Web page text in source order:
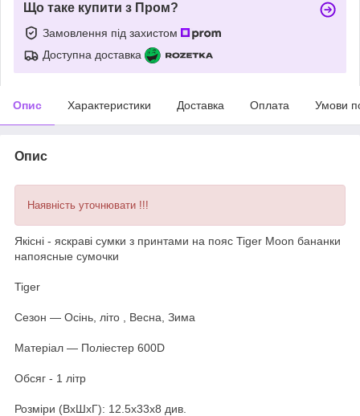
Що таке купити з Пром?
Замовлення під захистом
Доступна доставка
Опис Характеристики Доставка Оплата Умови
Опис
Наявність уточнювати !!!
Якісні - яскраві сумки з принтами на пояс Tiger Moon бананки
напоясные сумочки
Tiger
Сезон ― Осінь, літо , Весна, Зима
Матеріал ― Поліестер 600D
Обсяг - 1 літр
Розміри (ВхШхГ): 12.5x33x8 див.